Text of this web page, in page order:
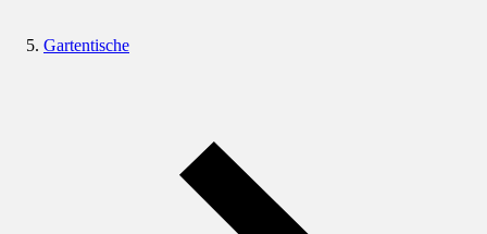
Gartentische